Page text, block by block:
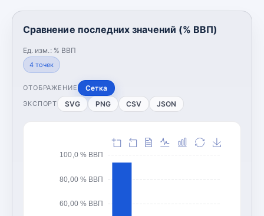
Сравнение последних значений (% ВВП)
Ед. изм.: % ВВП
4 точек
ОТОБРАЖЕНИЕ Сетка
ЭКСПОРТ SVG PNG CSV JSON
60,00 % ВВП
80,00 % ВВП
100,0 % ВВП